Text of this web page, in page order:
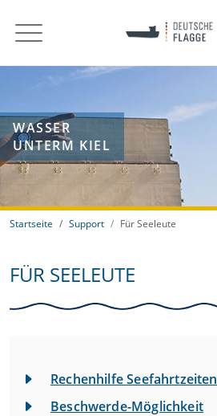
WASSER
UNTERM KIEL
Startseite Support Für Seeleute
FÜR SEELEUTE
Rechenhilfe Seefahrtzeiten
Beschwerde-Möglichkeit